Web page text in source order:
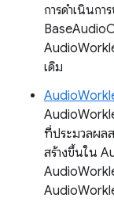
การดำเนินกา
เดิม
ที่ประมวลผล
สร้างขึ้นใน